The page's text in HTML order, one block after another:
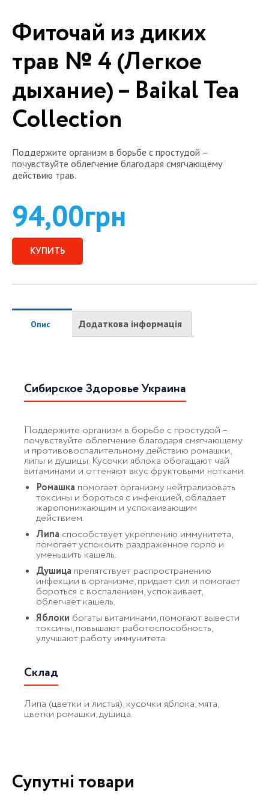
Фиточай из диких
трав № 4 (Легкое
дыхание) – Baikal Tea
Collection
Поддержите организм в борьбе с простудой –
почувствуйте облегчение благодаря смягчающему
действию трав.
94,00грн
КУПИТЬ
Опис Додаткова інформація
Сибирское Здоровье Украина
Поддержите организм в борьбе с простудой –
почувствуйте облегчение благодаря смягчающему
и противовоспалительному действию ромашки,
липы и душицы. Кусочки яблока обогащают чай
витаминами и оттеняют вкус фруктовыми нотками.
Ромашка помогает организму нейтрализовать
токсины и бороться с инфекцией, обладает
жаропонижающим и успокаивающим
действием.
Липа способствует укреплению иммунитета,
помогает успокоить раздраженное горло и
уменьшить кашель.
Душица препятствует распространению
инфекции в организме, придает сил и помогает
бороться с воспалением, успокаивает,
облегчает кашель.
Яблоки богаты витаминами, помогают вывести
токсины, повышают работоспособность,
улучшают работу иммунитета.
Склад
Липа (цветки и листья), кусочки яблока, мята,
цветки ромашки, душица.
Супутні товари